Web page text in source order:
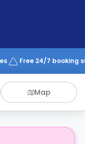
Free 24/7 booking
Map